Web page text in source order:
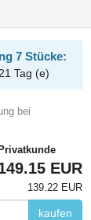
7 Stücke:
Tag (e)
bei
Privatkunde
EUR
139.22 EUR
kaufen